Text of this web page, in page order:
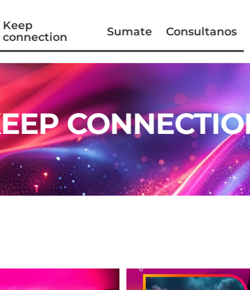
Keep
connection
Sumate Consultanos